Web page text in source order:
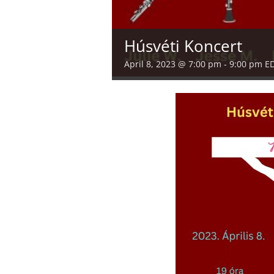
Húsvéti Koncert
April 8, 2023 @ 7:00 pm- 9:00 pm